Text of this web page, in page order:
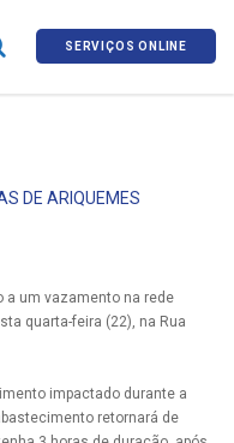
SERVIÇOS ONLINE
DE ARIQUEMES
a um vazamento na rede
quarta-feira (22), na Rua
impactado durante a
retornará de